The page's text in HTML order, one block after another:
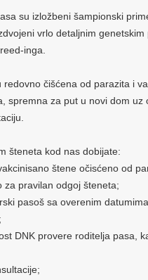
su izložbeni šampionski
vrlo detaljnim genetskim
inga.
redovno čišćena od parazita i
spremna za put u novi dom uz
šteneta kod nas dobijate:
štene očisćeno od
za pravilan odgoj šteneta;
pasoš sa overenim
DNK provere roditelja pasa,